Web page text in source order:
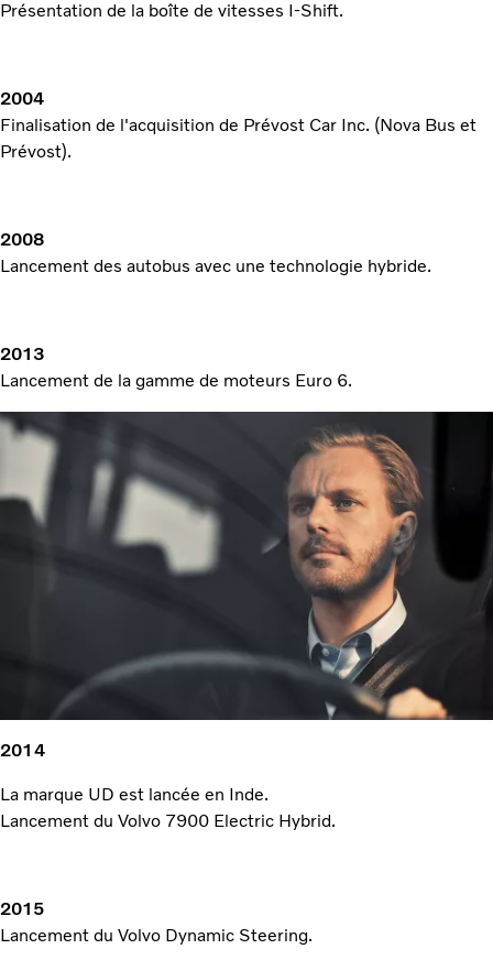
Présentation de la boîte de vitesses I-Shift.
2004
Finalisation de l'acquisition de Prévost Car Inc. (Nova Bus et
Prévost).
2008
Lancement des autobus avec une technologie hybride.
2013
Lancement de la gamme de moteurs Euro 6.
2014
La marque UD est lancée en Inde.
Lancement du Volvo 7900 Electric Hybrid.
2015
Lancement du Volvo Dynamic Steering.